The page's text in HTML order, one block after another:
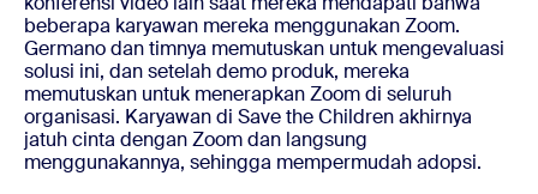
beberapa karyawan mereka menggunakan Zoom.
Germano dan timnya memutuskan untuk mengevaluasi
solusi ini, dan setelah demo produk, mereka
memutuskan untuk menerapkan Zoom di seluruh
organisasi. Karyawan di Save the Children akhirnya
jatuh cinta dengan Zoom dan langsung
menggunakannya, sehingga mempermudah adopsi.